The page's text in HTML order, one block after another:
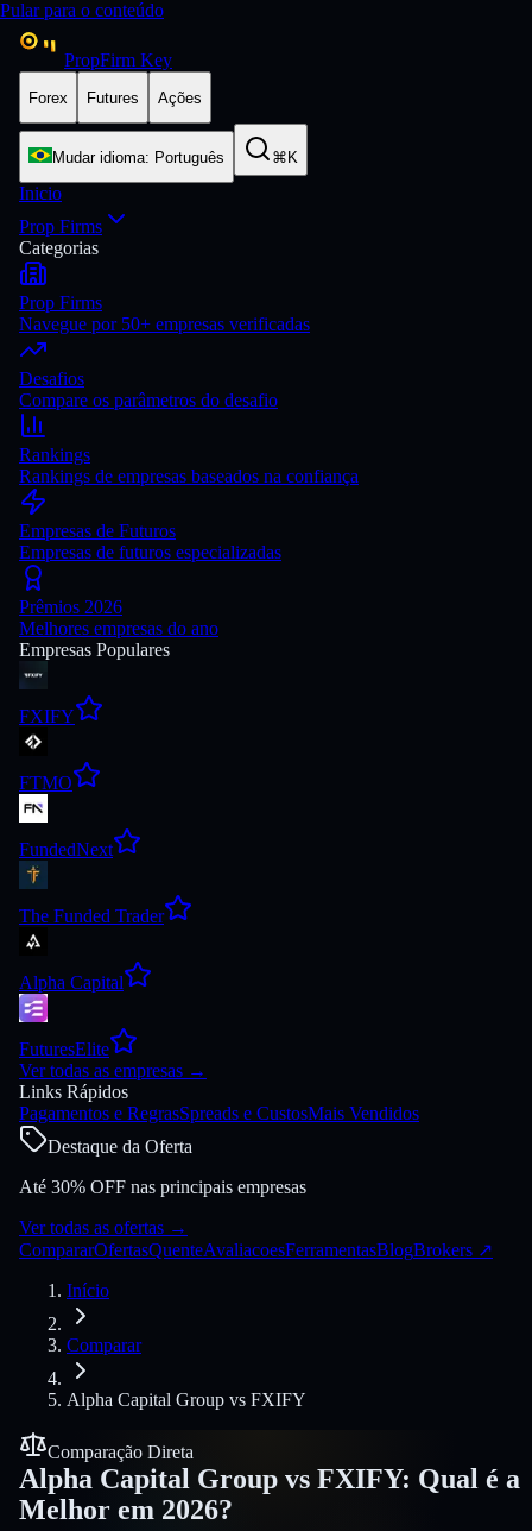
Pular para o conteúdo
PropFirm Key
Forex Futures Ações
Mudar idioma: Português ⌘K
Inicio
Prop Firms
Categorias
Prop Firms
Navegue por 50+ empresas verificadas
Desafios
Compare os parâmetros do desafio
Rankings
Rankings de empresas baseados na confiança
Empresas de Futuros
Empresas de futuros especializadas
Prêmios 2026
Melhores empresas do ano
Empresas Populares
FXIFY
FTMO
FundedNext
The Funded Trader
Alpha Capital
FuturesElite
Ver todas as empresas →
Links Rápidos
Pagamentos e RegrasSpreads e CustosMais Vendidos
Destaque da Oferta
Até 30% OFF nas principais empresas
Ver todas as ofertas →
CompararOfertasQuenteAvaliacoesFerramentasBlogBrokers ↗
Início
Comparar
Alpha Capital Group vs FXIFY
Comparação Direta
Alpha Capital Group vs FXIFY: Qual é a
Melhor em 2026?